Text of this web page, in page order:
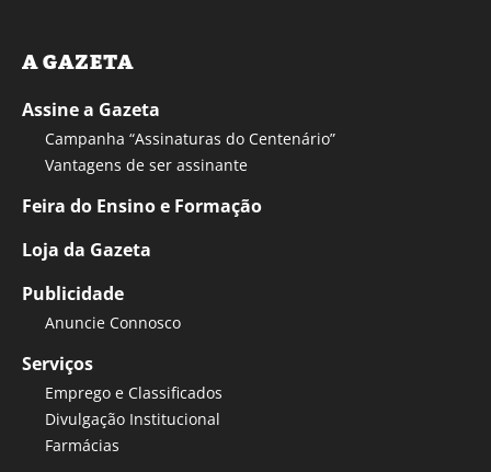
A GAZETA
Assine a Gazeta
Campanha “Assinaturas do Centenário”
Vantagens de ser assinante
Feira do Ensino e Formação
Loja da Gazeta
Publicidade
Anuncie Connosco
Serviços
Emprego e Classificados
Divulgação Institucional
Farmácias